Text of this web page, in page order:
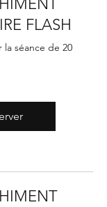
FLASH
la séance de 20